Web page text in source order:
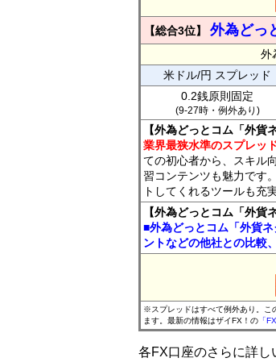
【総合3位】 外為どっ
外
米ドル/円 スプレッド
0.2銭原則固定
(9-27時・例外あり)
【外為どっとコム「外貨
業界最狭水準のスプレッ
ての初心者から、スキル
習コンテンツも魅力です
トしてくれるツールも充
【外為どっとコム「外貨
■外為どっとコム「外貨
ントなどの他社との比較
※スプレッドはすべて例外あり。こ
ます。最新の情報はザイFX！の 「
各FX口座のさらに詳し